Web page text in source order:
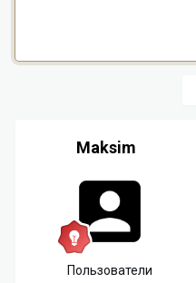
Maksim
Пользователи